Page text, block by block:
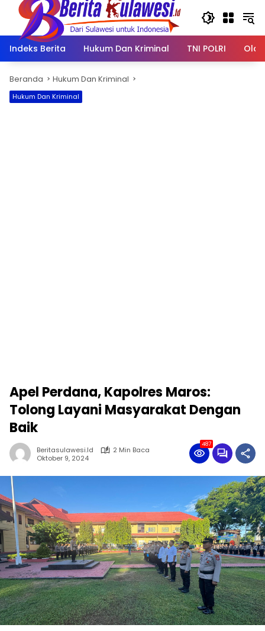
Langsung
konten
Indeks Berita
Hukum Dan Kriminal TNI POLRI
Beranda Hukum Dan Kriminal
Hukum Dan Kriminal
Apel Perdana, Kapolres Maros:
Tolong Layani Masyarakat Dengan
Baik
Beritasulawesi.id
2 Min Baca
Oktober 9, 2024
487